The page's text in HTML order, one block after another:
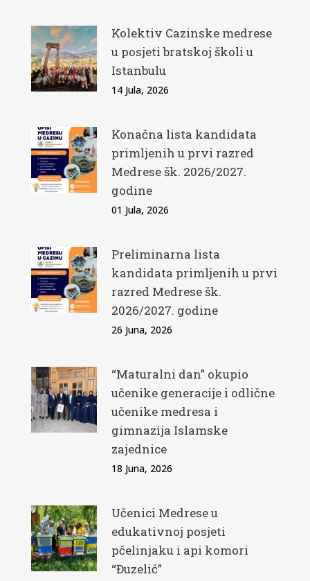
Kolektiv Cazinske medrese
u posjeti bratskoj školi u
Istanbulu
14 Jula, 2026
Konačna lista kandidata
primljenih u prvi razred
Medrese šk. 2026/2027.
godine
01 Jula, 2026
Preliminarna lista
kandidata primljenih u prvi
razred Medrese šk.
2026/2027. godine
26 Juna, 2026
“Maturalni dan” okupio
učenike generacije i odlične
učenike medresa i
gimnazija Islamske
zajednice
18 Juna, 2026
Učenici Medrese u
edukativnoj posjeti
pčelinjaku i api komori
“Đuzelić”